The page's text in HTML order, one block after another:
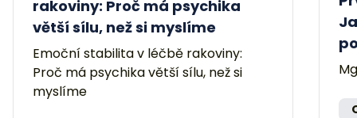
rakoviny: Proč má psychika
větší sílu, než si myslíme
Emoční stabilita v léčbě rakoviny:
Proč má psychika větší sílu, než si
myslíme